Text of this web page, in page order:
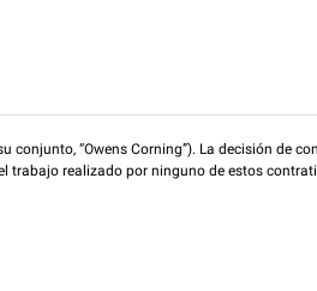
“Owens Corning”). La decisión de
trabajo realizado por ninguno de estos